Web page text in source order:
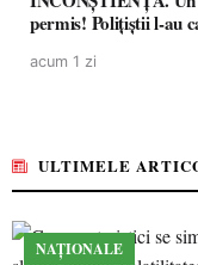
permis! Polițiștii l-au
acum 1 zi
ULTIMELE
NAȚIONALE